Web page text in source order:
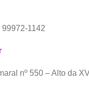
1142
nº 550 – Alto da